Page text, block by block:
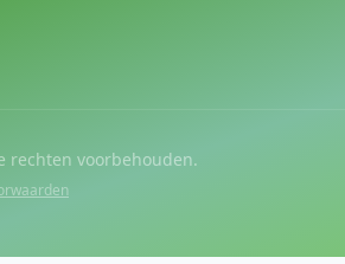
rechten voorbehouden.